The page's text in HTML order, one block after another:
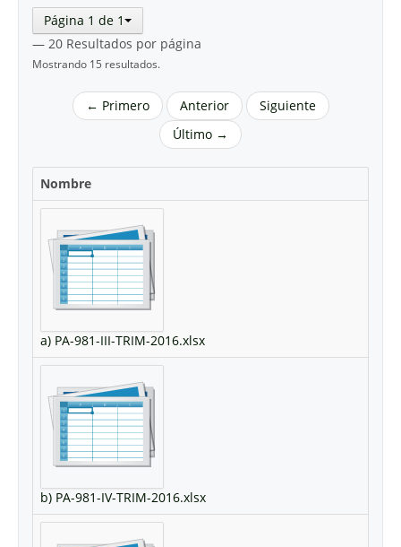
Página 1 de 1
— 20 Resultados por página
Mostrando 15 resultados.
← Primero Anterior
Siguiente
Último →
Nombre
a) PA-981-III-TRIM-2016.xlsx
b) PA-981-IV-TRIM-2016.xlsx